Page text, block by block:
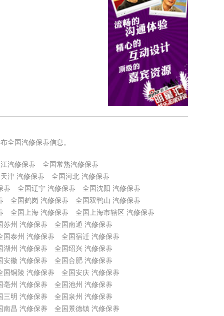
全国汽修保养信息。
汽修保养
全国常熟汽修保养
津 汽修保养
全国河北 汽修保养
养
全国辽宁 汽修保养
全国沈阳 汽修保养
全国鹤岗 汽修保养
全国双鸭山 汽修保养
全国上海 汽修保养
全国上海市辖区 汽修保养
苏州 汽修保养
全国南通 汽修保养
国泰州 汽修保养
全国宿迁 汽修保养
湖州 汽修保养
全国绍兴 汽修保养
安徽 汽修保养
全国合肥 汽修保养
国铜陵 汽修保养
全国安庆 汽修保养
亳州 汽修保养
全国池州 汽修保养
三明 汽修保养
全国泉州 汽修保养
南昌 汽修保养
全国景德镇 汽修保养